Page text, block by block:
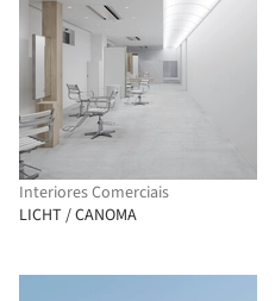
Interiores Comerciais
LICHT / CANOMA